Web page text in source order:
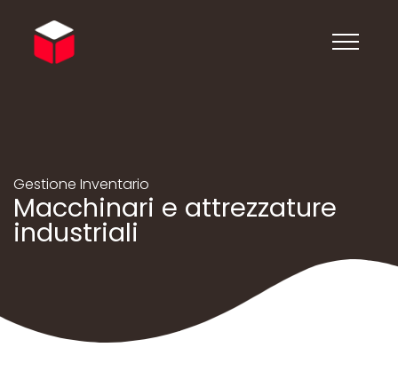
Gestione Inventario
Macchinari e attrezzature
industriali